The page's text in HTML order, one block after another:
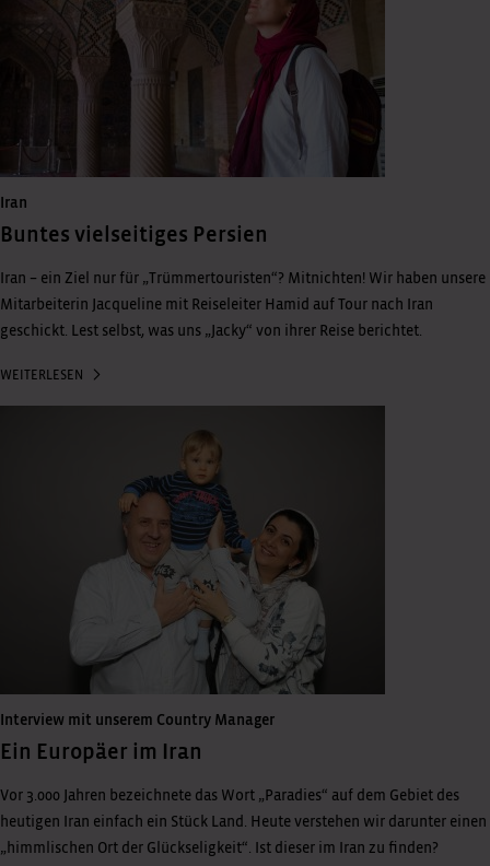
Iran
Buntes vielseitiges Persien
Iran – ein Ziel nur für „Trümmertouristen“? Mitnichten! Wir haben unsere
Mitarbeiterin Jacqueline mit Reiseleiter Hamid auf Tour nach Iran
geschickt. Lest selbst, was uns „Jacky“ von ihrer Reise berichtet.
WEITERLESEN
Interview mit unserem Country Manager
Ein Europäer im Iran
Vor 3.000 Jahren bezeichnete das Wort „Paradies“ auf dem Gebiet des
heutigen Iran einfach ein Stück Land. Heute verstehen wir darunter einen
„himmlischen Ort der Glückseligkeit“. Ist dieser im Iran zu finden?